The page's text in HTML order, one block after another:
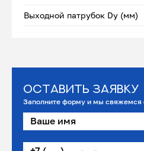
Выходной патрубок Dу (мм)
Оставить заявку
Заполните форму и мы